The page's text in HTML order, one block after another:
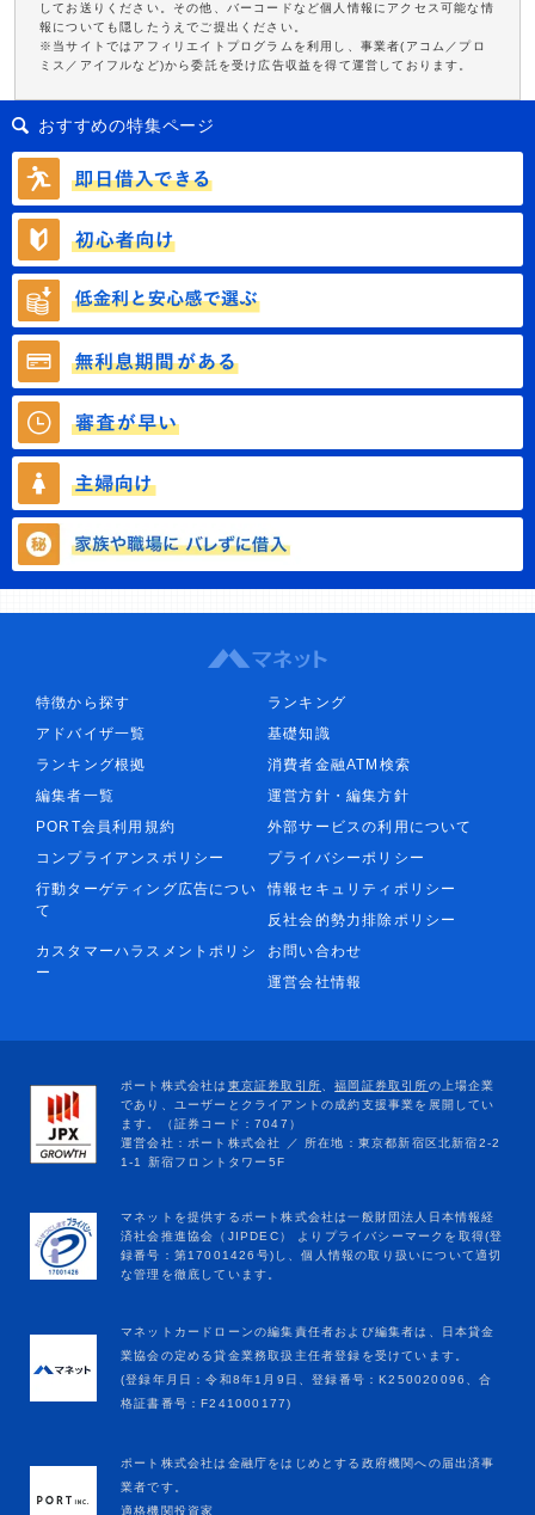
してお送りください。その他、バーコードなど個人情報にアクセス可能な情
報についても隠したうえでご提出ください。
※当サイトではアフィリエイトプログラムを利用し、事業者(アコム／プロ
ミス／アイフルなど)から委託を受け広告収益を得て運営しております。
おすすめの特集ページ
特徴から探す
ランキング
アドバイザ一覧
基礎知識
ランキング根拠
消費者金融ATM検索
編集者一覧
運営方針・編集方針
PORT会員利用規約
外部サービスの利用について
コンプライアンスポリシー
プライバシーポリシー
行動ターゲティング広告につい
て
情報セキュリティポリシー
反社会的勢力排除ポリシー
カスタマーハラスメントポリシ
ー
お問い合わせ
運営会社情報
マネットカードローンの編集責任者および編集者は、日本貸金
業協会の定める貸金業務取扱主任者登録を受けています。
(登録年月日：令和8年1月9日、登録番号：K250020096、合
格証書番号：F241000177)
ポート株式会社は金融庁をはじめとする政府機関への届出済事
業者です。
適格機関投資家